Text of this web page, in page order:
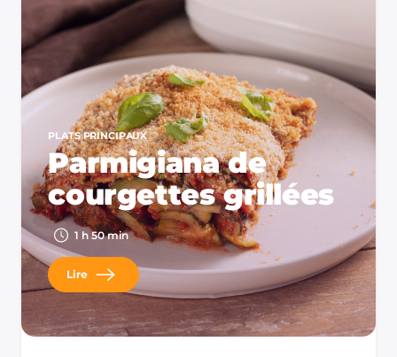
PLATS PRINCIPAUX
Parmigiana de
courgettes grillées
1 h 50 min
Lire